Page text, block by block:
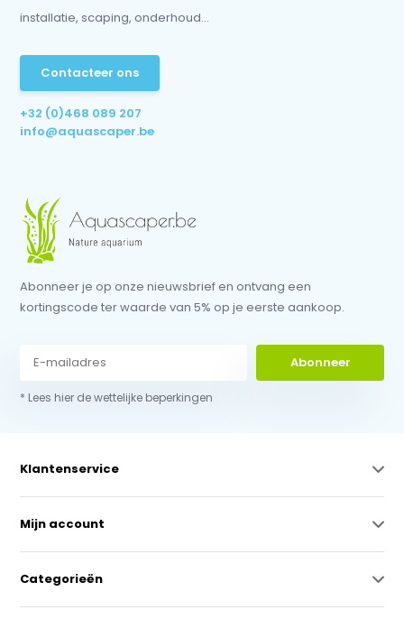
installatie, scaping, onderhoud...
Contacteer ons
+32 (0)468 089 207
info@aquascaper.be
Abonneer je op onze nieuwsbrief en ontvang een
kortingscode ter waarde van 5% op je eerste aankoop.
Abonneer
* Lees hier de wettelijke beperkingen
Klantenservice
Mijn account
Categorieën